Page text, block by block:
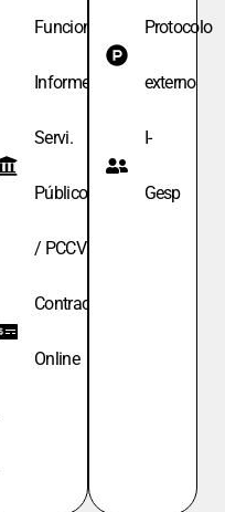
Funcionário
Informe
Servi.
Públicos
/ PCCV
Contracheque
Online
Protocolo
externo
I-
Gesp